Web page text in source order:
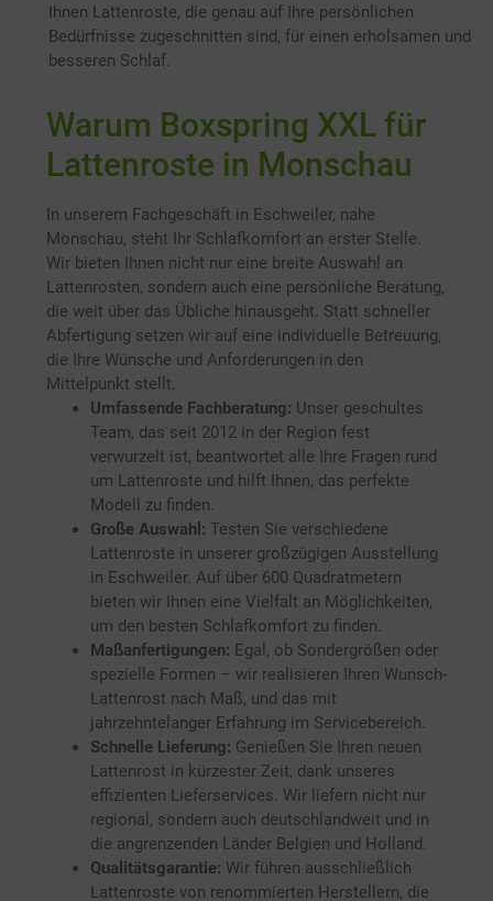
Ihnen Lattenroste, die genau auf Ihre persönlichen
Bedürfnisse zugeschnitten sind, für einen erholsamen und
besseren Schlaf.
Warum Boxspring XXL für
Lattenroste in Monschau
In unserem Fachgeschäft in Eschweiler, nahe
Monschau, steht Ihr Schlafkomfort an erster Stelle.
Wir bieten Ihnen nicht nur eine breite Auswahl an
Lattenrosten, sondern auch eine persönliche Beratung,
die weit über das Übliche hinausgeht. Statt schneller
Abfertigung setzen wir auf eine individuelle Betreuung,
die Ihre Wünsche und Anforderungen in den
Mittelpunkt stellt.
Umfassende Fachberatung: Unser geschultes
Team, das seit 2012 in der Region fest
verwurzelt ist, beantwortet alle Ihre Fragen rund
um Lattenroste und hilft Ihnen, das perfekte
Modell zu finden.
Große Auswahl: Testen Sie verschiedene
Lattenroste in unserer großzügigen Ausstellung
in Eschweiler. Auf über 600 Quadratmetern
bieten wir Ihnen eine Vielfalt an Möglichkeiten,
um den besten Schlafkomfort zu finden.
Maßanfertigungen: Egal, ob Sondergrößen oder
spezielle Formen – wir realisieren Ihren Wunsch-
Lattenrost nach Maß, und das mit
jahrzehntelanger Erfahrung im Servicebereich.
Schnelle Lieferung: Genießen Sie Ihren neuen
Lattenrost in kürzester Zeit, dank unseres
effizienten Lieferservices. Wir liefern nicht nur
regional, sondern auch deutschlandweit und in
die angrenzenden Länder Belgien und Holland.
Qualitätsgarantie: Wir führen ausschließlich
Lattenroste von renommierten Herstellern, die